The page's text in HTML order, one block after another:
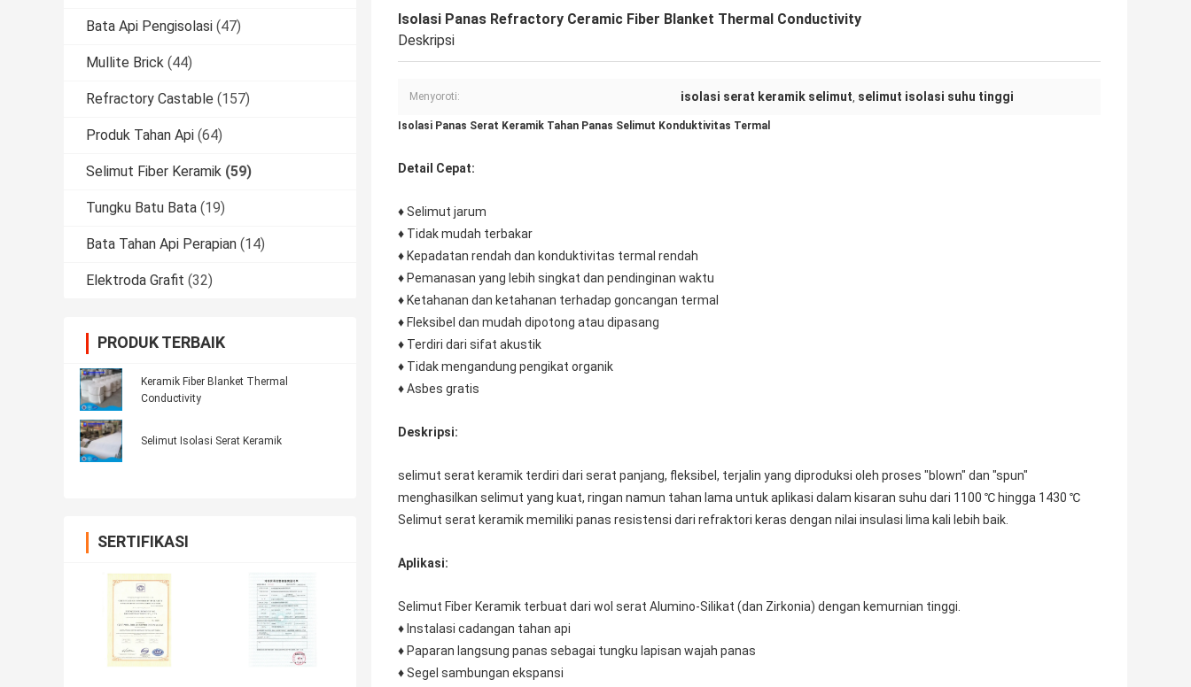
Bata Api Pengisolasi (47)
Mullite Brick (44)
Refractory Castable (157)
Produk Tahan Api (64)
Selimut Fiber Keramik (59)
Tungku Batu Bata (19)
Bata Tahan Api Perapian (14)
Elektroda Grafit (32)
PRODUK TERBAIK
Keramik Fiber Blanket Thermal
Conductivity
Selimut Isolasi Serat Keramik
SERTIFIKASI
Isolasi Panas Refractory Ceramic Fiber Blanket Thermal Conductivity
Deskripsi
Menyoroti: isolasi serat keramik selimut, selimut isolasi suhu tinggi
Isolasi Panas Serat Keramik Tahan Panas Selimut Konduktivitas Termal
Detail Cepat:
♦ Selimut jarum
♦ Tidak mudah terbakar
♦ Kepadatan rendah dan konduktivitas termal rendah
♦ Pemanasan yang lebih singkat dan pendinginan waktu
♦ Ketahanan dan ketahanan terhadap goncangan termal
♦ Fleksibel dan mudah dipotong atau dipasang
♦ Terdiri dari sifat akustik
♦ Tidak mengandung pengikat organik
♦ Asbes gratis
Deskripsi:
selimut serat keramik terdiri dari serat panjang, fleksibel, terjalin yang diproduksi oleh proses "blown" dan "spun"
menghasilkan selimut yang kuat, ringan namun tahan lama untuk aplikasi dalam kisaran suhu dari 1100 ℃ hingga 1430 ℃
Selimut serat keramik memiliki panas resistensi dari refraktori keras dengan nilai insulasi lima kali lebih baik.
Aplikasi:
Selimut Fiber Keramik terbuat dari wol serat Alumino-Silikat (dan Zirkonia) dengan kemurnian tinggi.
♦ Instalasi cadangan tahan api
♦ Paparan langsung panas sebagai tungku lapisan wajah panas
♦ Segel sambungan ekspansi